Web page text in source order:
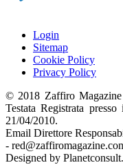
Login
Sitemap
Cookie Policy
Privacy Policy
© 2018 Zaffiro
Testata Registrata
21/04/2010.
Email Direttore
-
Designed by